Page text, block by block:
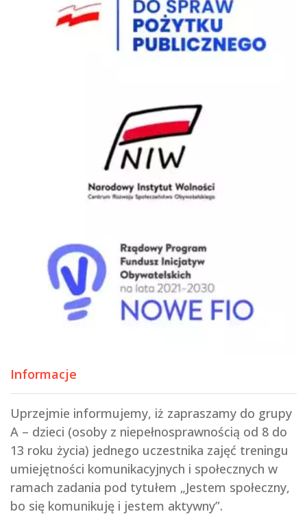
Informacje
Uprzejmie informujemy, iż zapraszamy do grupy
A – dzieci (osoby z niepełnosprawnością od 8 do
13 roku życia) jednego uczestnika zajęć treningu
umiejętności komunikacyjnych i społecznych w
ramach zadania pod tytułem „Jestem społeczny,
bo się komunikuję i jestem aktywny”.